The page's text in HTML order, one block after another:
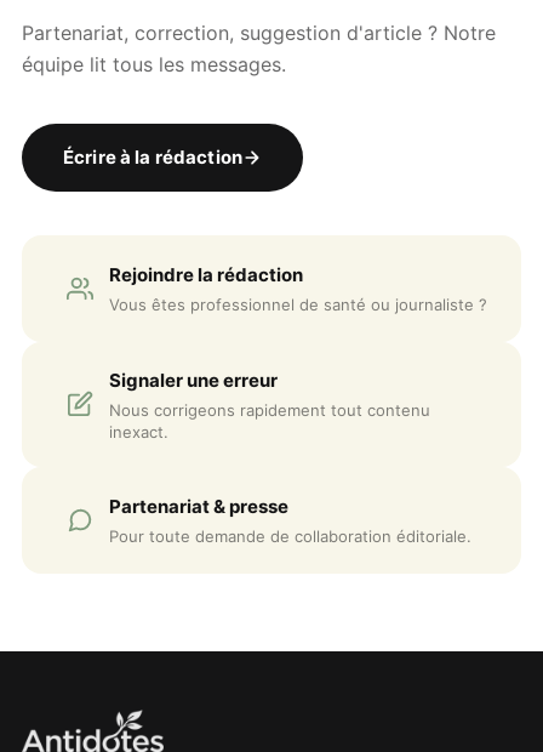
Partenariat, correction, suggestion d'article ? Notre
équipe lit tous les messages.
Écrire à la rédaction
Rejoindre la rédaction
Vous êtes professionnel de santé ou journaliste ?
Signaler une erreur
Nous corrigeons rapidement tout contenu
inexact.
Partenariat & presse
Pour toute demande de collaboration éditoriale.